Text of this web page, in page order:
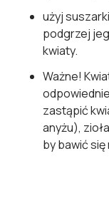
użyj
podgrzej
kwiaty.
Ważne!
zastąpić
anyżu),
by bawić się